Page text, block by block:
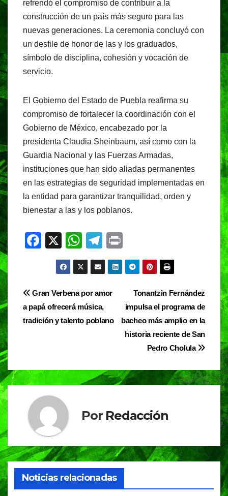
refrendó el compromiso de contribuir a la
construcción de un país más seguro para las
nuevas generaciones. La ceremonia concluyó con
un desfile de honor de las y los graduados,
símbolo de disciplina, cohesión y vocación de
servicio.
El Gobierno del Estado de Puebla reafirma su
compromiso de fortalecer la coordinación con el
Gobierno de México, encabezado por la
presidenta Claudia Sheinbaum, así como con la
Guardia Nacional y las Fuerzas Armadas,
instituciones que han sido aliadas permanentes
en las estrategias de seguridad implementadas en
la entidad para garantizar tranquilidad, orden y
bienestar a las y los poblanos.
F
e
b
o
X
W
h
at
s
A
p
T
el
e
gr
a
m
in
t
Navegación
de
Tonantzin Fernández
impulsa el programa de
bacheo más amplio en la
historia reciente de San
Pedro Cholula
Gran Verbena por amor
a papá ofrecerá música,
tradición y talento poblano
Por Redacción
Noticias relacionadas